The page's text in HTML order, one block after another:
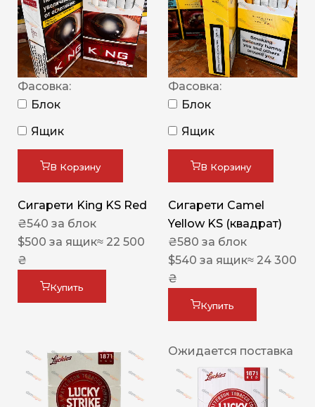
Фасовка:
Блок
Ящик
В Корзину
Сигарети King KS Red
₴540 за блок
$500 за ящик≈ 22 500
₴
Купить
Фасовка:
Блок
Ящик
В Корзину
Сигарети Camel
Yellow KS (квадрат)
₴580 за блок
$540 за ящик≈ 24 300
₴
Купить
Ожидается поставка